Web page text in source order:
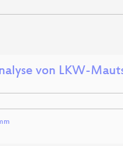
von LKW-